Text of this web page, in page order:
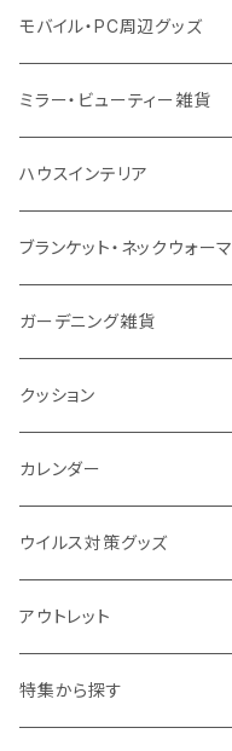
スウェット
保冷
EVA
防水
ナイロン
リネン
バンブータンブラー
コーヒー配合タンブラー
カスタムデザインタンブラー
コーヒー配合
プラスチック
陶器
磁器マグ・湯呑
カスタムデザイン
コースター
ドリンク用品
保存容器
キッチンツール
多機能ペン
ペンケース
メモ
ノート
付箋
トレイ
パットカバー、ブックカバー
IDケース、パスケース、コイ
デスク周辺
防災セット
ラジオ・スピーカー
ハンディライト
デスクライト
付属ライト
ランタン
非常食
モバイル・PC周辺グッズ
チャージャー
充電器
モバイルスタンド
モバイルリング
アクセサリー・スマホケース
タッチペン
USBケーブル・ハブ
イヤホン・ヘッドフォン
マウスパッド
ミラー・ビューティー雑貨
折りたたみ式ミラー
スライド式ミラー
ケース付きミラー
手持ちミラー
ビューティー雑貨
ハウスインテリア
ピクチャーボード、ポスター
フォトフレーム、スタンド
キーホルダー
時計
ブランケット・ネックウォー
ブランケット
ネックウォーマー
マフラー・ストール
ガーデニング雑貨
F.O.B COOP
クッション
折りたたみクッション
カレンダー
ウイルス対策グッズ
除菌グッズ
パーテーション
アウトレット
アウトレット
特集から探す